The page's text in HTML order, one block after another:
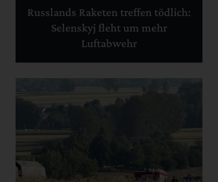
Russlands Raketen treffen tödlich:
Selenskyj fleht um mehr
Luftabwehr